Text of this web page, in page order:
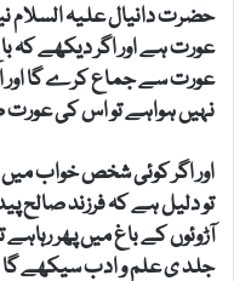
حضرت دانیال علیہ السلام
عورت ہے اور اگر دیکھے کہ
عورت سے جماع کرے گا اور
نہیں ہواہے تو اس کی
اور اگر کوئی شخص خواب
تو دلیل ہے کہ فرزند صالح
آڑوئوں کے باغ میں پھر
جلد ی علم و ادب سیکھے گا